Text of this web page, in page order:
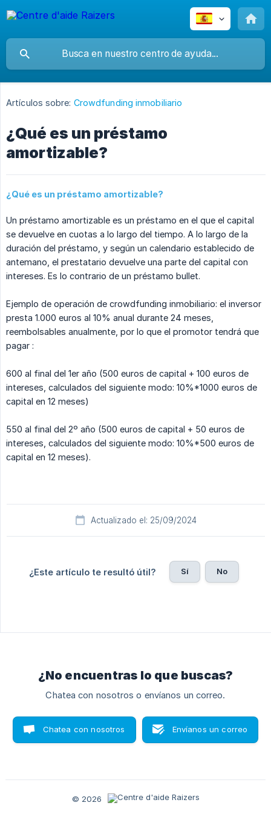
Artículos sobre: Crowdfunding inmobiliario
¿Qué es un préstamo
amortizable?
¿Qué es un préstamo amortizable?
Un préstamo amortizable es un préstamo en el que el capital
se devuelve en cuotas a lo largo del tiempo. A lo largo de la
duración del préstamo, y según un calendario establecido de
antemano, el prestatario devuelve una parte del capital con
intereses. Es lo contrario de un préstamo bullet.
Ejemplo de operación de crowdfunding inmobiliario: el inversor
presta 1.000 euros al 10% anual durante 24 meses,
reembolsables anualmente, por lo que el promotor tendrá que
pagar :
600 al final del 1er año (500 euros de capital + 100 euros de
intereses, calculados del siguiente modo: 10%*1000 euros de
capital en 12 meses)
550 al final del 2º año (500 euros de capital + 50 euros de
intereses, calculados del siguiente modo: 10%*500 euros de
capital en 12 meses).
Actualizado el: 25/09/2024
¿Este artículo te resultó útil? Sí No
¿No encuentras lo que buscas?
Chatea con nosotros o envíanos un correo.
Chatea con nosotros Envíanos un correo
© 2026